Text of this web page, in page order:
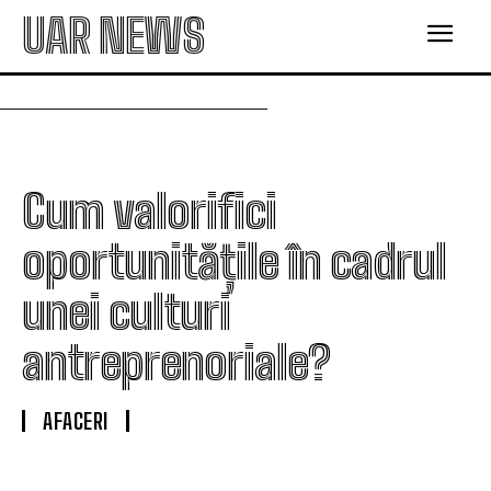
UAR NEWS
Cum valorifici
oportunitățile în cadrul
unei culturi
antreprenoriale?
AFACERI